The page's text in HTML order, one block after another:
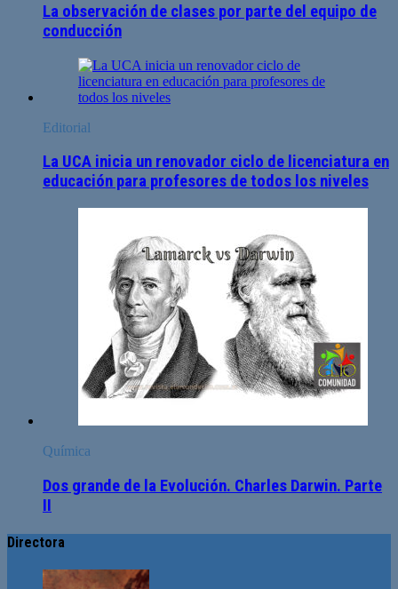
La observación de clases por parte del equipo de
conducción
Editorial
La UCA inicia un renovador ciclo de licenciatura en
educación para profesores de todos los niveles
Química
Dos grande de la Evolución. Charles Darwin. Parte
II
Directora